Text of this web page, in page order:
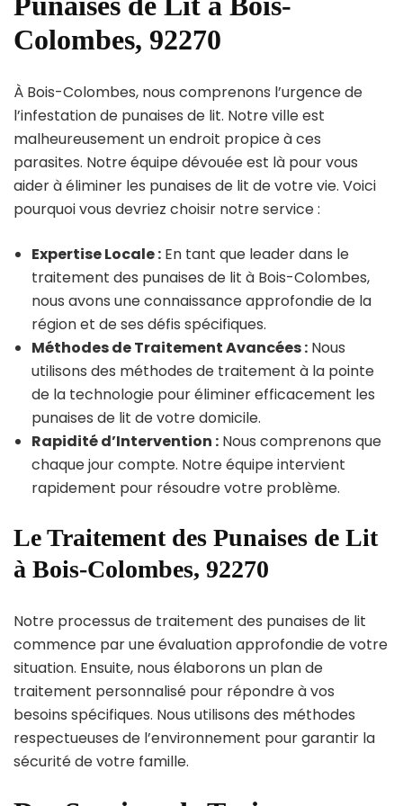
Colombes, 92270
À Bois-Colombes, nous comprenons l’urgence de
l’infestation de punaises de lit. Notre ville est
malheureusement un endroit propice à ces
parasites. Notre équipe dévouée est là pour vous
aider à éliminer les punaises de lit de votre vie. Voici
pourquoi vous devriez choisir notre service :
Expertise Locale : En tant que leader dans le
traitement des punaises de lit à Bois-Colombes,
nous avons une connaissance approfondie de la
région et de ses défis spécifiques.
Méthodes de Traitement Avancées : Nous
utilisons des méthodes de traitement à la pointe
de la technologie pour éliminer efficacement les
punaises de lit de votre domicile.
Rapidité d’Intervention : Nous comprenons que
chaque jour compte. Notre équipe intervient
rapidement pour résoudre votre problème.
Le Traitement des Punaises de Lit
à Bois-Colombes, 92270
Notre processus de traitement des punaises de lit
commence par une évaluation approfondie de votre
situation. Ensuite, nous élaborons un plan de
traitement personnalisé pour répondre à vos
besoins spécifiques. Nous utilisons des méthodes
respectueuses de l’environnement pour garantir la
sécurité de votre famille.